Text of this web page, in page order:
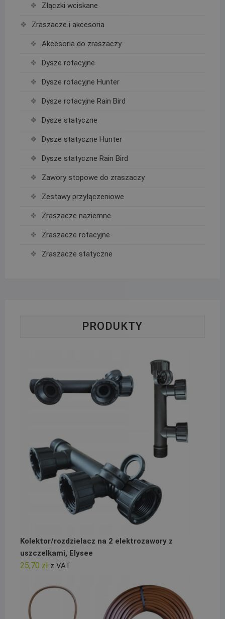
Złączki wciskane
Zraszacze i akcesoria
Akcesoria do zraszaczy
Dysze rotacyjne
Dysze rotacyjne Hunter
Dysze rotacyjne Rain Bird
Dysze statyczne
Dysze statyczne Hunter
Dysze statyczne Rain Bird
Zawory stopowe do zraszaczy
Zestawy przyłączeniowe
Zraszacze naziemne
Zraszacze rotacyjne
Zraszacze statyczne
PRODUKTY
Kolektor/rozdzielacz na 2 elektrozawory z
uszczelkami, Elysee
25,70 zł z VAT